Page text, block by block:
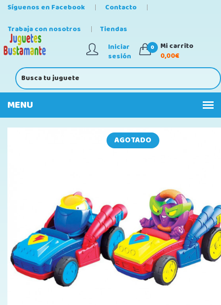
Síguenos en Facebook
Contacto
Trabaja con nosotros
Tiendas
Iniciar
sesión
0
Mi carrito
0,00€
AGOTADO